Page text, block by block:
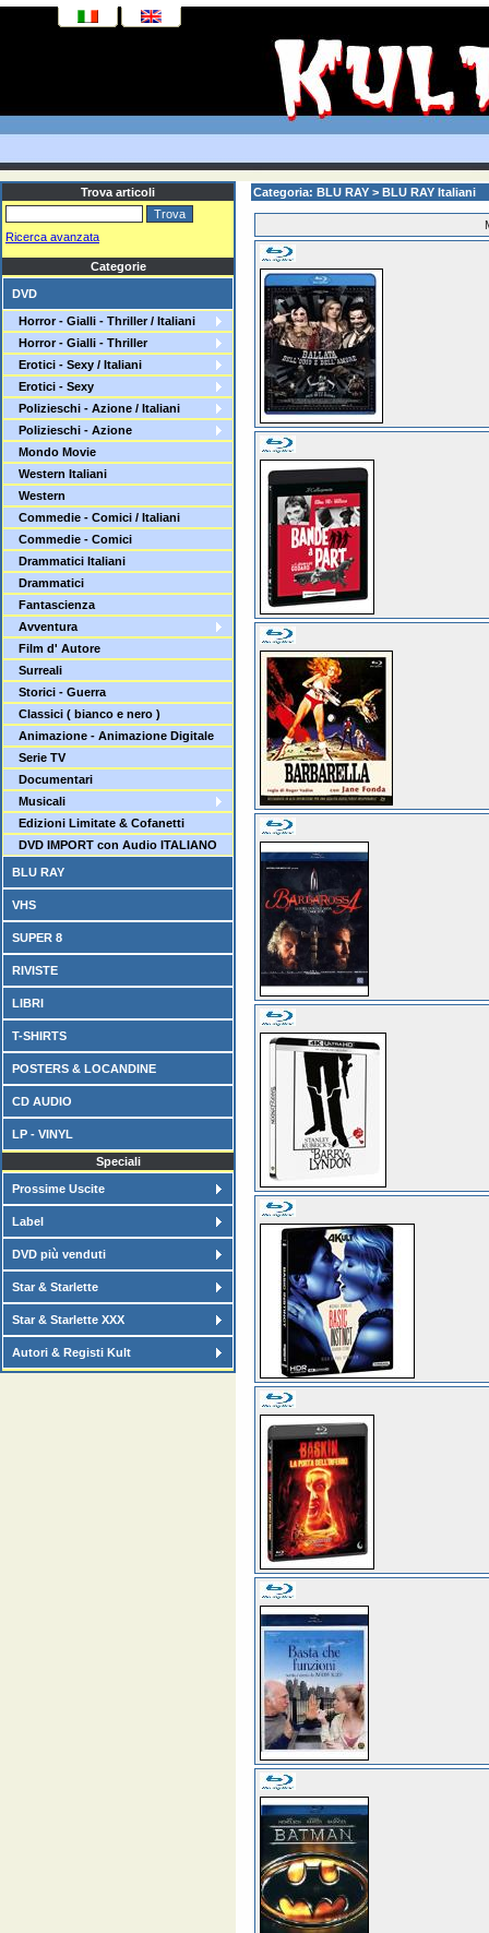
Trova articoli
Ricerca avanzata
Categorie
DVD
Horror - Gialli - Thriller / Italiani
Horror - Gialli - Thriller
Erotici - Sexy / Italiani
Erotici - Sexy
Polizieschi - Azione / Italiani
Polizieschi - Azione
Mondo Movie
Western Italiani
Western
Commedie - Comici / Italiani
Commedie - Comici
Drammatici Italiani
Drammatici
Fantascienza
Avventura
Film d' Autore
Surreali
Storici - Guerra
Classici ( bianco e nero )
Animazione - Animazione Digitale
Serie TV
Documentari
Musicali
Edizioni Limitate & Cofanetti
DVD IMPORT con Audio ITALIANO
BLU RAY
VHS
SUPER 8
RIVISTE
LIBRI
T-SHIRTS
POSTERS & LOCANDINE
CD AUDIO
LP - VINYL
Speciali
Prossime Uscite
Label
DVD più venduti
Star & Starlette
Star & Starlette XXX
Autori & Registi Kult
Categoria: BLU RAY > BLU RAY Italiani